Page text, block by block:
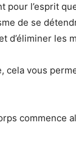
l’esprit
de se
d’éliminer les
cela vous
commence